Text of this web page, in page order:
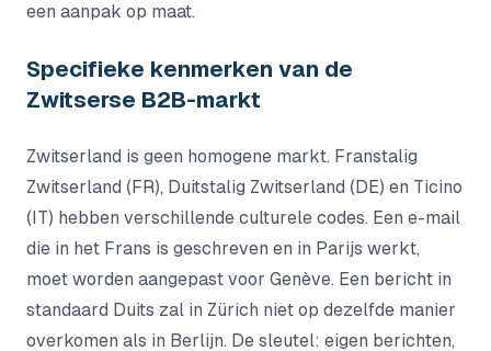
een aanpak op maat.
Specifieke kenmerken van de
Zwitserse B2B-markt
Zwitserland is geen homogene markt. Franstalig
Zwitserland (FR), Duitstalig Zwitserland (DE) en Ticino
(IT) hebben verschillende culturele codes. Een e-mail
die in het Frans is geschreven en in Parijs werkt,
moet worden aangepast voor Genève. Een bericht in
standaard Duits zal in Zürich niet op dezelfde manier
overkomen als in Berlijn. De sleutel: eigen berichten,